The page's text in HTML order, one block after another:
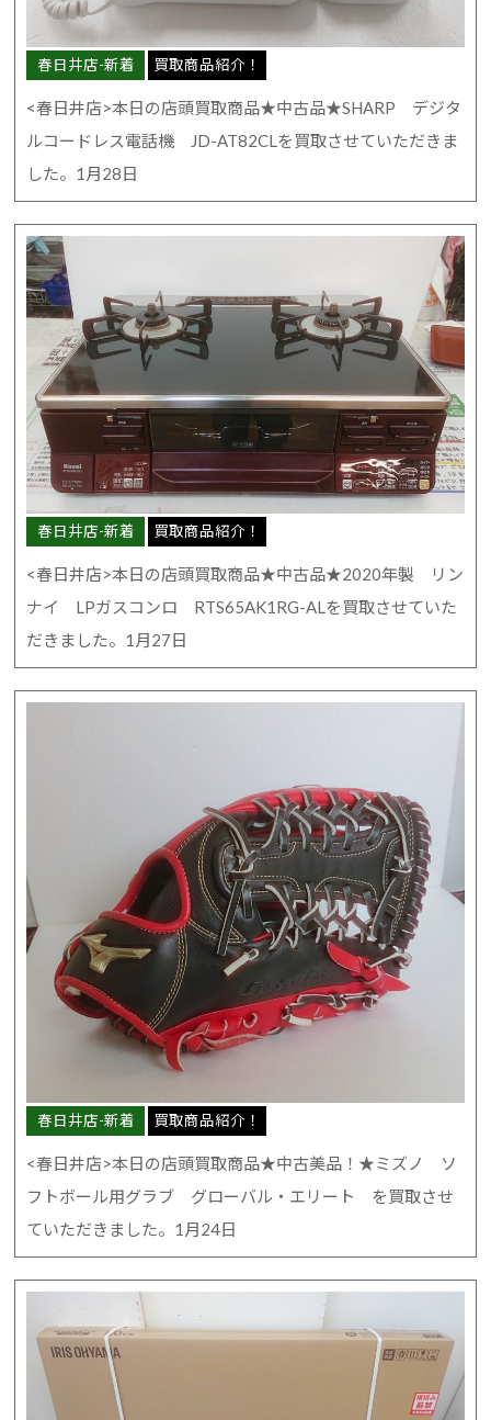
春日井店-新着 買取商品紹介！
<春日井店>本日の店頭買取商品★中古品★SHARP デジタ
ルコードレス電話機 JD-AT82CLを買取させていただきま
した。1月28日
春日井店-新着 買取商品紹介！
<春日井店>本日の店頭買取商品★中古品★2020年製 リン
ナイ LPガスコンロ RTS65AK1RG-ALを買取させていた
だきました。1月27日
春日井店-新着 買取商品紹介！
<春日井店>本日の店頭買取商品★中古美品！★ミズノ ソ
フトボール用グラブ グローバル・エリート を買取させ
ていただきました。1月24日